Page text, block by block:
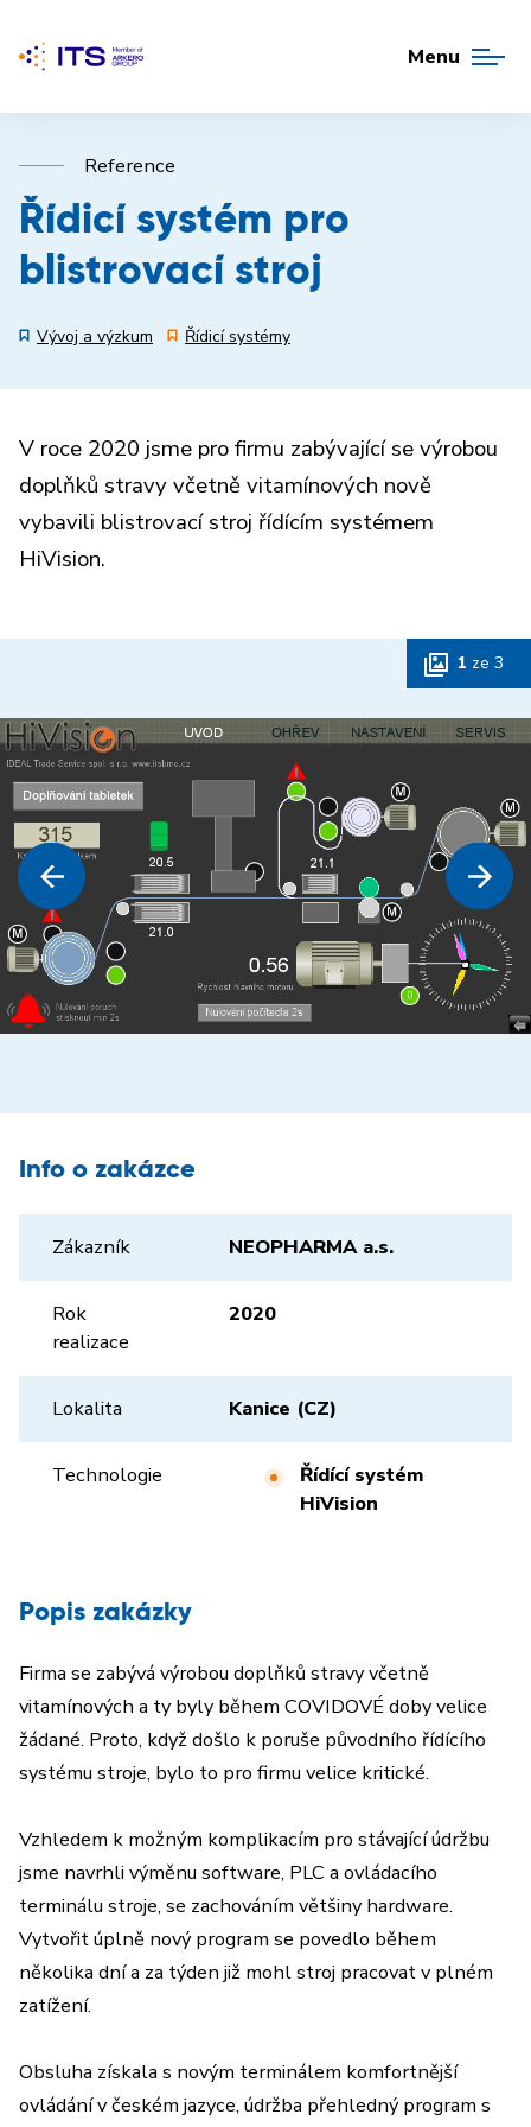
Menu
Reference
Řídicí systém pro
blistrovací stroj
Vývoj a výzkum Řídicí systémy
V roce 2020 jsme pro firmu zabývající se výrobou
doplňků stravy včetně vitamínových nově
vybavili blistrovací stroj řídícím systémem
HiVision.
1 ze 3
Info o zakázce
Zákazník NEOPHARMA a.s.
Rok
realizace
2020
Lokalita Kanice (CZ)
Technologie
Řídící systém
HiVision
Popis zakázky
Firma se zabývá výrobou doplňků stravy včetně
vitamínových a ty byly během COVIDOVÉ doby velice
žádané. Proto, když došlo k poruše původního řídícího
systému stroje, bylo to pro firmu velice kritické.
Vzhledem k možným komplikacím pro stávající údržbu
jsme navrhli výměnu software, PLC a ovládacího
terminálu stroje, se zachováním většiny hardware.
Vytvořit úplně nový program se povedlo během
několika dní a za týden již mohl stroj pracovat v plném
zatížení.
Obsluha získala s novým terminálem komfortnější
ovládání v českém jazyce, údržba přehledný program s